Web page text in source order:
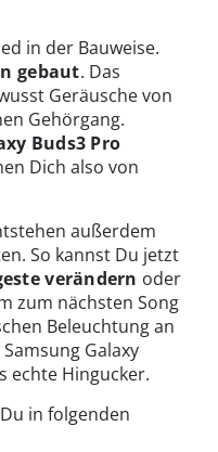
in der Bauweise.
gebaut. Das
Geräusche von
Gehörgang.
Buds3 Pro
Dich also von
außerdem
So kannst Du jetzt
verändern oder
zum nächsten Song
Beleuchtung an
Galaxy
echte Hingucker.
in folgenden